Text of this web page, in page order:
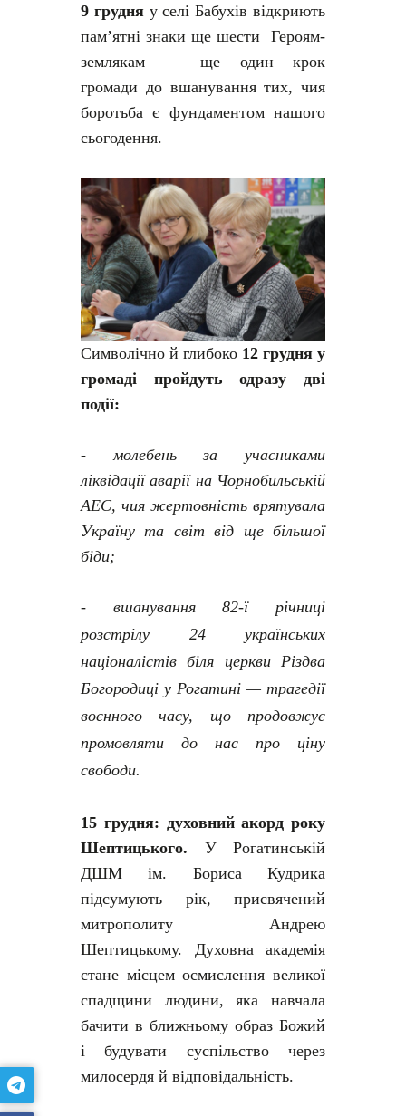
9 грудняу селі Бабухів відкриють
пам’ятні знаки ще шести Героям-
землякам — ще один крок
громади до вшанування тих, чия
боротьба є фундаментом нашого
сьогодення.
Символічно й глибоко 12 грудня у
громаді пройдуть одразу дві
події:
- молебень за учасниками
ліквідації аварії на Чорнобильській
АЕС, чия жертовність врятувала
Україну та світ від ще більшої
біди;
- вшанування 82-ї річниці
розстрілу 24 українських
націоналістів біля церкви Різдва
Богородиці у Рогатині — трагедії
воєнного часу, що продовжує
промовляти до нас про ціну
свободи.
15 грудня: духовний акорд року
Шептицького. У Рогатинській
ДШМ ім. Бориса Кудрика
підсумують рік, присвячений
митрополиту Андрею
Шептицькому. Духовна академія
стане місцем осмислення великої
спадщини людини, яка навчала
бачити в ближньому образ Божий
і будувати суспільство через
милосердя й відповідальність.